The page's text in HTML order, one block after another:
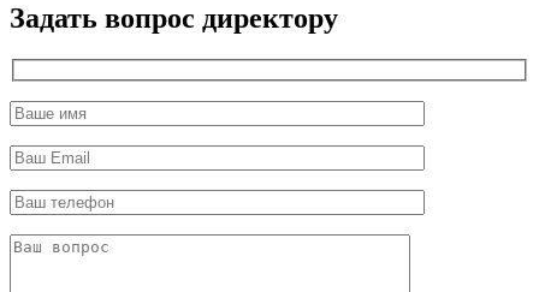
Задать вопрос директору